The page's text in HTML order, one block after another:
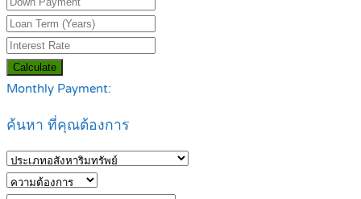
Calculate
Monthly Payment:
ค้นหา ที่คุณต้องการ